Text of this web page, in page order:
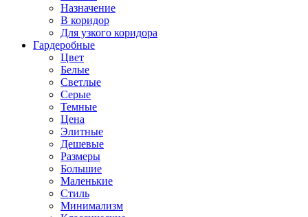
Назначение
В коридор
Для узкого коридора
Гардеробные
Цвет
Белые
Светлые
Серые
Темные
Цена
Элитные
Дешевые
Размеры
Большие
Маленькие
Стиль
Минимализм